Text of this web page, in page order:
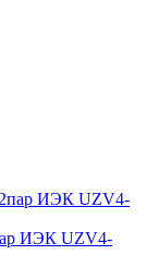
ИЭК UZV4-